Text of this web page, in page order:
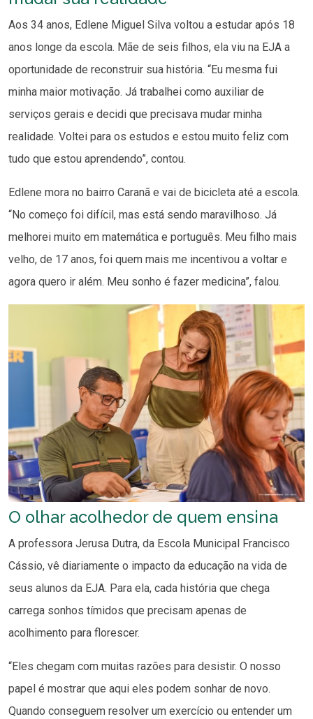
Aos 34 anos, Edlene Miguel Silva voltou a estudar após 18
anos longe da escola. Mãe de seis filhos, ela viu na EJA a
oportunidade de reconstruir sua história. “Eu mesma fui
minha maior motivação. Já trabalhei como auxiliar de
serviços gerais e decidi que precisava mudar minha
realidade. Voltei para os estudos e estou muito feliz com
tudo que estou aprendendo”, contou.
Edlene mora no bairro Caranã e vai de bicicleta até a escola.
“No começo foi difícil, mas está sendo maravilhoso. Já
melhorei muito em matemática e português. Meu filho mais
velho, de 17 anos, foi quem mais me incentivou a voltar e
agora quero ir além. Meu sonho é fazer medicina”, falou.
O olhar acolhedor de quem ensina
A professora Jerusa Dutra, da Escola Municipal Francisco
Cássio, vê diariamente o impacto da educação na vida de
seus alunos da EJA. Para ela, cada história que chega
carrega sonhos tímidos que precisam apenas de
acolhimento para florescer.
“Eles chegam com muitas razões para desistir. O nosso
papel é mostrar que aqui eles podem sonhar de novo.
Quando conseguem resolver um exercício ou entender um